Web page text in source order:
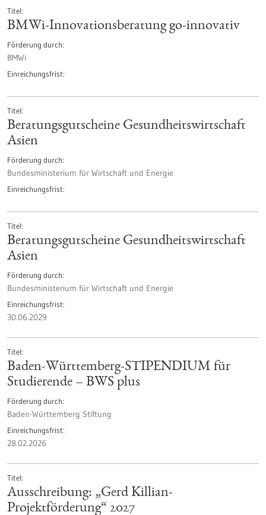
Titel
BMWi-Innovationsberatung go-innovativ
Förderung durch
BMWi
Einreichungsfrist
Titel
Beratungsgutscheine Gesundheitswirtschaft
Asien
Förderung durch
Bundesministerium für Wirtschaft und Energie
Einreichungsfrist
Titel
Beratungsgutscheine Gesundheitswirtschaft
Asien
Förderung durch
Bundesministerium für Wirtschaft und Energie
Einreichungsfrist
30.06.2029
Titel
Baden-Württemberg-STIPENDIUM für
Studierende – BWS plus
Förderung durch
Baden-Württemberg Stiftung
Einreichungsfrist
28.02.2026
Titel
Ausschreibung: „Gerd Killian-
Projektförderung“ 2027